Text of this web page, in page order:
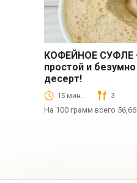
Десерты
КОФЕЙНОЕ СУФЛЕ
простой и
десерт!
15 мин. 3
На 100 грамм всего 56,66!